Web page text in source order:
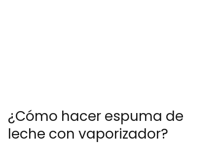
¿Cómo hacer espuma de
leche con vaporizador?